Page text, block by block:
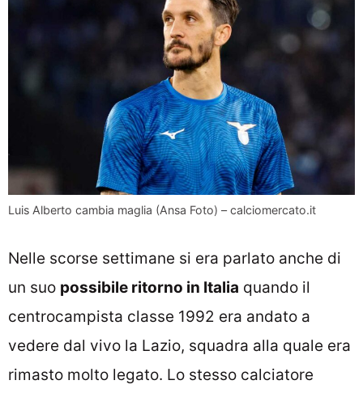
Luis Alberto cambia maglia (Ansa Foto) – calciomercato.it
Nelle scorse settimane si era parlato anche di
un suo possibile ritorno in Italia quando il
centrocampista classe 1992 era andato a
vedere dal vivo la Lazio, squadra alla quale era
rimasto molto legato. Lo stesso calciatore